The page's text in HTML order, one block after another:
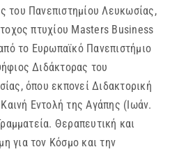
του Πανεπιστημίου Λευκωσίας,
πτυχίου Masters Business
το Ευρωπαϊκό Πανεπιστήμιο
Διδάκτορας του
όπου εκπονεί Διδακτορική
Εντολή της Αγάπης (Ιωάν.
Θεραπευτική και
για τον Κόσμο και την